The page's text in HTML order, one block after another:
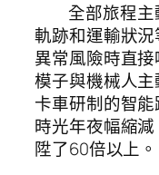
全部旅程
軌跡和運輸狀
異常風險時直
模子與機械人
卡車研制的智
時光年夜幅縮
陞了60倍以上。